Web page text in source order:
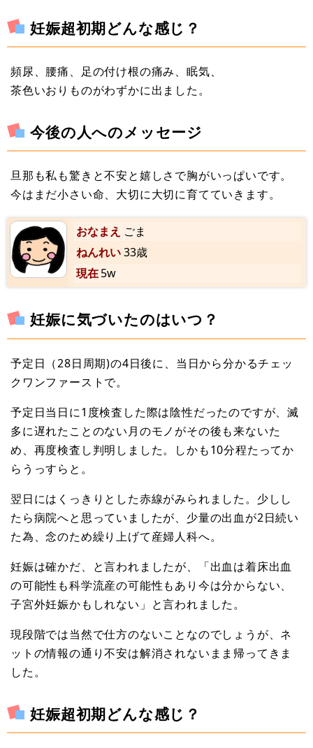
妊娠超初期どんな感じ？
頻尿、腰痛、足の付け根の痛み、眠気、
茶色いおりものがわずかに出ました。
今後の人へのメッセージ
旦那も私も驚きと不安と嬉しさで胸がいっぱいです。
今はまだ小さい命、大切に大切に育てていきます。
おなまえ ごま
ねんれい33歳
現在5w
妊娠に気づいたのはいつ？
予定日（28日周期)の4日後に、当日から分かるチェッ
クワンファーストで。
予定日当日に1度検査した際は陰性だったのですが、滅
多に遅れたことのない月のモノがその後も来ないた
め、再度検査し判明しました。しかも10分程たってか
らうっすらと。
翌日にはくっきりとした赤線がみられました。少しし
たら病院へと思っていましたが、少量の出血が2日続い
た為、念のため繰り上げて産婦人科へ。
妊娠は確かだ、と言われましたが、「出血は着床出血
の可能性も科学流産の可能性もあり今は分からない、
子宮外妊娠かもしれない」と言われました。
現段階では当然で仕方のないことなのでしょうが、ネ
ットの情報の通り不安は解消されないまま帰ってきま
した。
妊娠超初期どんな感じ？